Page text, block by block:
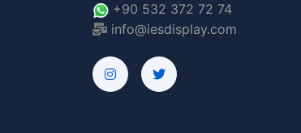
+90 532 372 72 74
info@iesdisplay.com